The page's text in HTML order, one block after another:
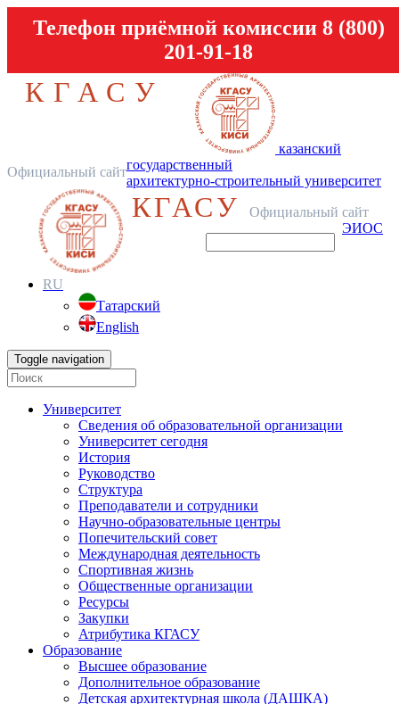
Телефон приёмной комиссии 8 (800)
201-91-18
КГАСУ
Официальный сайт
казанский
государственный
архитектурно-строительный университет
КГАСУ
Официальный сайт
ЭИОС
RU
Татарский
English
Toggle navigation
Университет
Сведения об образовательной организации
Университет сегодня
История
Руководство
Структура
Преподаватели и сотрудники
Научно-образовательные центры
Попечительский совет
Международная деятельность
Спортивная жизнь
Общественные организации
Ресурсы
Закупки
Атрибутика КГАСУ
Образование
Высшее образование
Дополнительное образование
Детская архитектурная школа (ДАШКА)